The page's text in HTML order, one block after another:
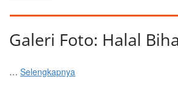
Galeri Foto: Halal
… Selengkapnya